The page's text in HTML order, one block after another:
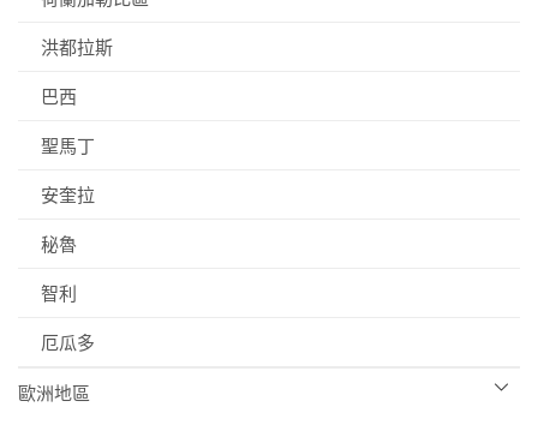
洪都拉斯
巴西
聖馬丁
安奎拉
秘魯
智利
厄瓜多
歐洲地區